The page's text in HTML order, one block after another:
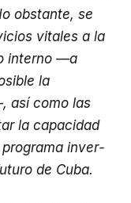
obstante, se
vitales a la
in­terno —a
la
así como las
la capaci­dad
programa inver­
de Cuba.